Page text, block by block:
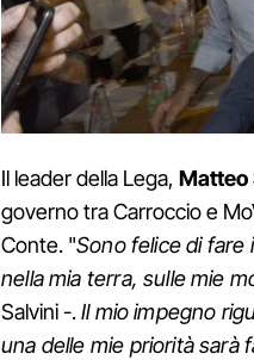
Il leader della Lega, Matteo
governo tra Carroccio e
Conte. "Sono felice di fare
nella mia terra, sulle mie
Salvini -.Il mio impegno
una delle mie priorità sarà